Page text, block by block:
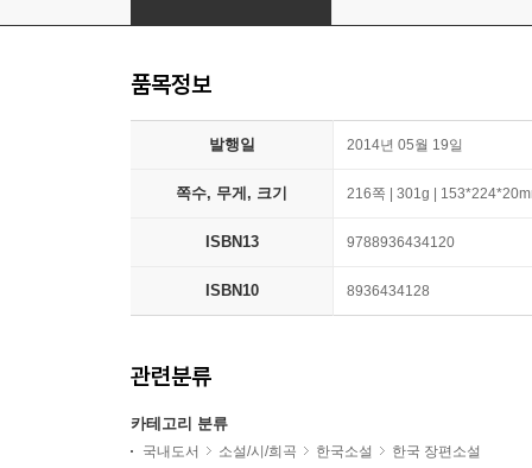
품목정보
발행일 2014년 05월 19일
쪽수, 무게, 크기 216쪽 | 301g |
ISBN13 9788936434120
ISBN10 8936434128
관련분류
카테고리 분류
국내도서 소설/시/희곡 한국소설 한국 장편소설